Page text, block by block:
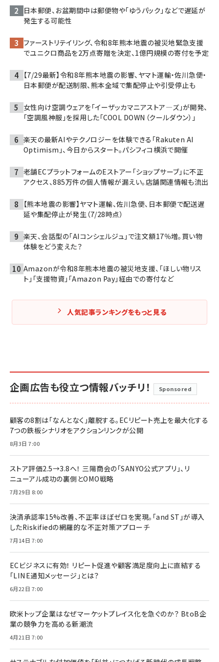
日本郵便、お盆期間中は郵便物や「ゆうパック」などで遅延が
発生する可能性
ファーストリテイリング、令和8年熊本地震の被災地緊急支援
でユニクロ商品を2万点寄贈を決定、1億円規模の寄付を予定
【7/29最新】令和8年熊本地震の影響、ヤマト運輸・佐川急便・
日本郵便が配送制限、熊本全域で集配停止や引受停止も
女性向け空調ウェアを「イーザッカマニアストア―ズ」が開発、
「空調風神服」を採用した「COOL DOWN（クールダウン）」
楽天の最新AIやテクノロジーを体験できる「Rakuten AI
Optimism」、今日からスタート。パシフィコ横浜で開催
老舗ECプラットフォームのEストアー「ショップサーブ」に不正
アクセス、885万件の個人情報が漏えい。店舗関連情報も流出
【熊本地震の影響】ヤマト運輸、佐川急便、日本郵便で配送遅
延や集配停止が発生（7/28時点）
楽天、会話型の「AIコンシェルジュ」で注文額17％増。買い物
体験をどう変えた？
Amazonが令和8年熊本地震の被災地支援、「ほしい物リス
ト」「支援物資」「Amazon Pay」経由での寄付など
人気記事ランキングをもっと見る
企画広告も役立つ情報バッチリ！ Sponsored
顧客の8割は「なんとなく」離脱する。ECリピート売上を最大化する
7つの鉄板シナリオをアクションリンクが公開
8月3日 7:00
ストア評価2.5→3.8へ！ 三陽商会の「SANYO公式アプリ」、リ
ニューアル成功の裏側とOMO戦略
7月29日 8:00
決済承認率15%改善、不正率ほぼゼロを実現。「and ST」が導入
したRiskifiedの網羅的な不正対策アプローチ
7月14日 7:00
ECビジネスに有効！ リピート促進や顧客満足度向上に直結する
「LINE通知メッセージ」とは？
6月22日 7:00
欧米トップ企業はなぜマーケットプレイス化を急ぐのか？ BtoB企
業の競争力を高める新潮流
4月21日 7:00